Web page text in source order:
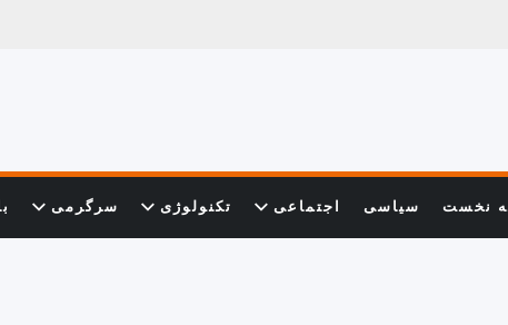
نخست سیاسی اجتماعی تکنولوژی سرگرمی